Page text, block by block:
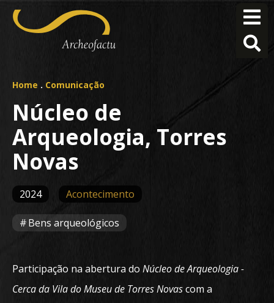
Home . Comunicação
Núcleo de
Arqueologia, Torres
Novas
2024 Acontecimento
Bens arqueológicos
Participação na abertura do Núcleo de Arqueologia -
Cerca da Vila do Museu de Torres Novascom a